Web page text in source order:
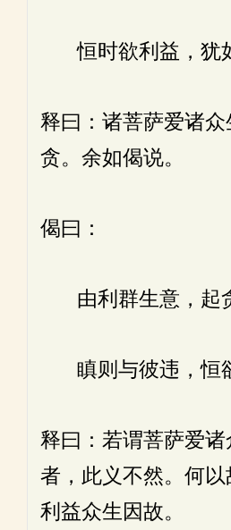
恒时欲利益，犹
释曰：诸菩萨爱诸众
贪。余如偈说。
偈曰：
由利群生意，起
瞋则与彼违，恒
释曰：若谓菩萨爱
者，此义不然。何
利益众生因故。